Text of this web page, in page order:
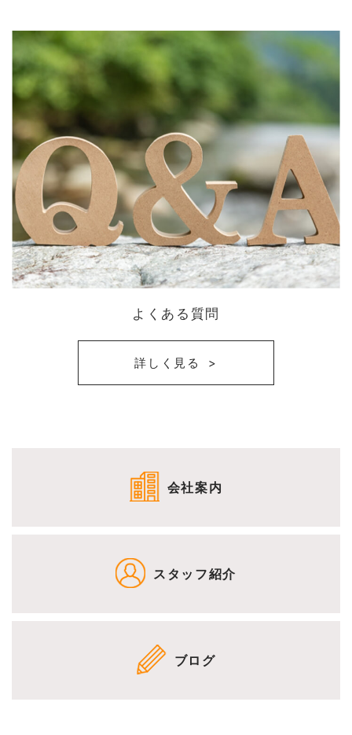
よくある質問
詳しく見る
会社案内
スタッフ紹介
ブログ